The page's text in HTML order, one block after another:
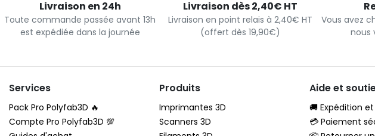
Livraison en 24h
Toute commande passée avant 13h
est expédiée dans la journée
Livraison dès 2,40€ HT
Livraison en point relais à 2,40€ HT
(offert dès 19,90€)
Vous avez
nous
Services
Pack Pro Polyfab3D 🔥
Compte Pro Polyfab3D 💯
Produits
Imprimantes 3D
Scanners 3D
Aide et
🚚 Expédition
💳 Paiement